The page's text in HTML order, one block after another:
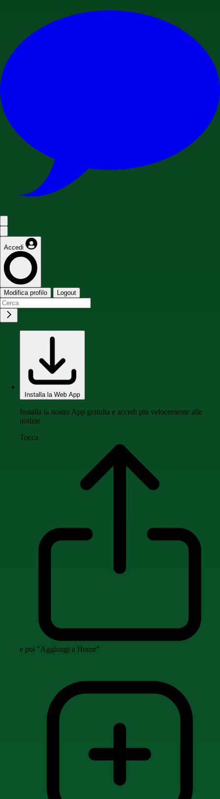
Accedi
Modifica profilo Logout
Installa la Web App
Installa la nostra App gratuita e accedi più velocemente alle
notizie
Tocca
e poi "Aggiungi a Home"